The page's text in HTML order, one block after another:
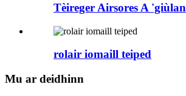
Tèireger Airsores A 'giùlan
rolair iomaill teiped
Mu ar deidhinn